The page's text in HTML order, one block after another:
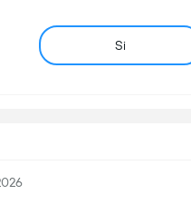
Si